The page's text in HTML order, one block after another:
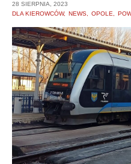
28 SIERPNIA, 2023
DLA KIEROWCÓW
NEWS OPOLE